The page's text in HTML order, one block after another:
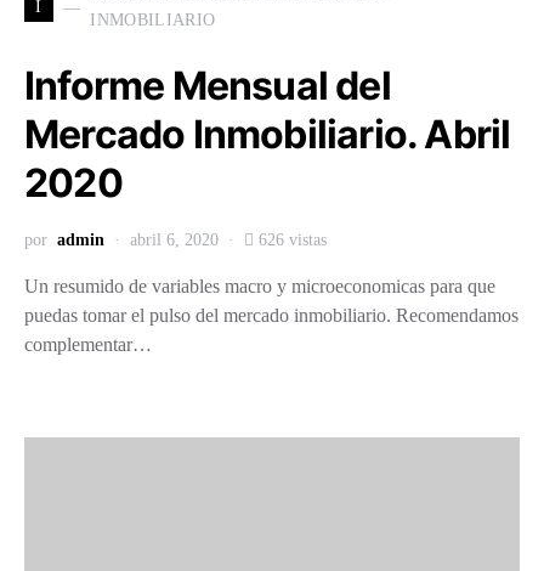
I
INMOBILIARIO
Informe Mensual del
Mercado Inmobiliario. Abril
2020
por admin abril 6, 2020 626 vistas
Un resumido de variables macro y microeconomicas para que
puedas tomar el pulso del mercado inmobiliario. Recomendamos
complementar…